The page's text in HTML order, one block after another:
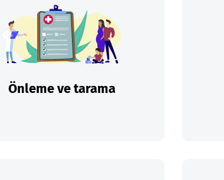
Önleme ve tarama